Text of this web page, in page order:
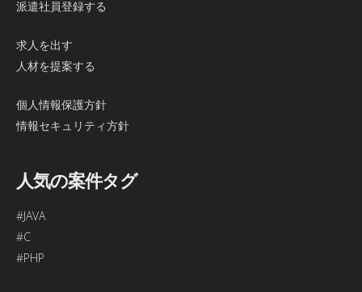
派遣社員登録する
求人を出す
人材を提案する
個人情報保護方針
情報セキュリティ方針
人気の案件タグ
#JAVA
#C
#PHP